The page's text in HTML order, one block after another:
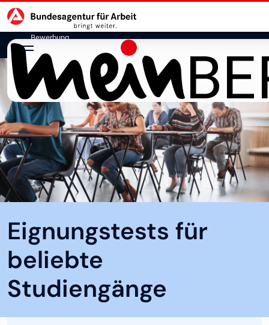
zu den Hauptinhalten springen
Hauptnavigation
Bewerbung
Eignungstests für
beliebte
Studiengänge